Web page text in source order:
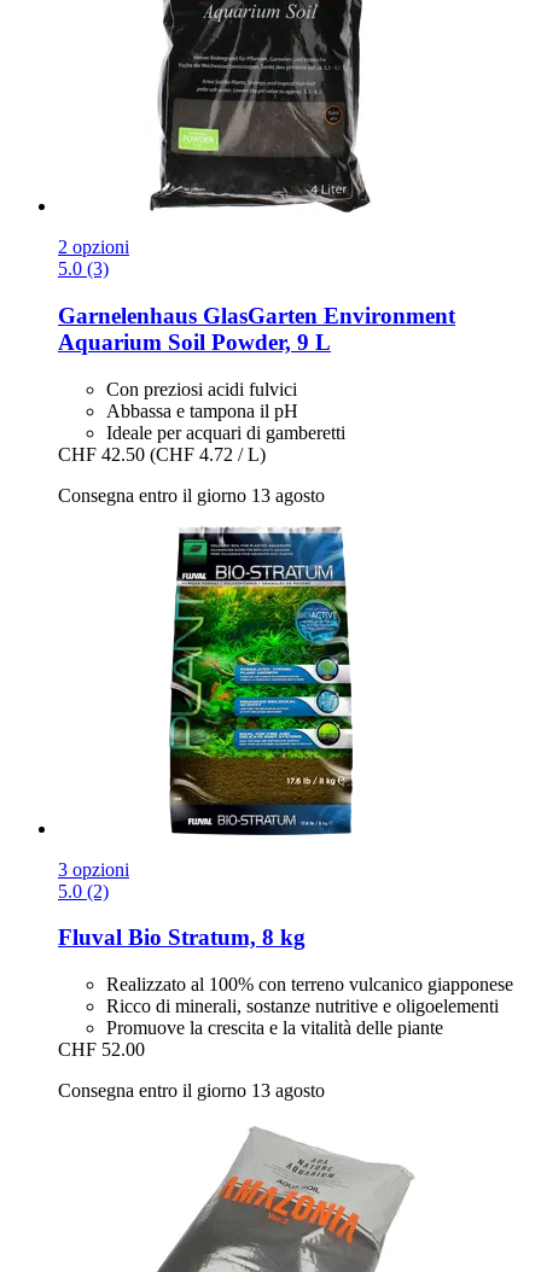
2 opzioni
5.0 (3)
Garnelenhaus GlasGarten Environment
Aquarium Soil Powder, 9 L
Con preziosi acidi fulvici
Abbassa e tampona il pH
Ideale per acquari di gamberetti
CHF 42.50 (CHF 4.72 / L)
Consegna entro il giorno 13 agosto
3 opzioni
5.0 (2)
Fluval Bio Stratum, 8 kg
Realizzato al 100% con terreno vulcanico giapponese
Ricco di minerali, sostanze nutritive e oligoelementi
Promuove la crescita e la vitalità delle piante
CHF 52.00
Consegna entro il giorno 13 agosto